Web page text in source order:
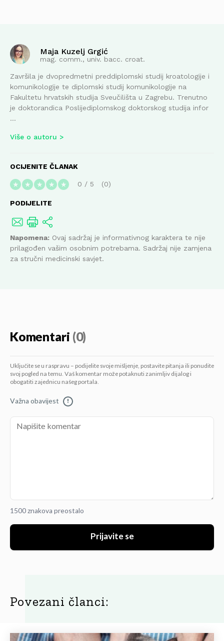
Maja Kuzelj Grgić
mag. comm., univ. bacc. croat.
Završila je dvopredmetni preddiplomski studij kroatologije i
komunikologije te diplomski studij komunikologije na
Fakultetu hrvatskih studija Sveučilišta u Zagrebu. Trenutno
je doktorandica Poslijediplomskog doktorskog studija infor
...
Više o autoru
OCIJENITE ČLANAK
★ ★ ★ ★ ★ 0 / 5 0
PODIJELITE
Napomena: Ovaj sadržaj je informativnog karaktera te nije
prilagođen vašim osobnim potrebama. Sadržaj nije zamjena
za stručni medicinski savjet.
Komentari (0)
Uključite se u raspravu – podijelite svoje mišljenje, postavite pitanja ili ponudite
svoj pogled na temu. Vaš komentar može potaknuti zanimljiv dijalog i
obogatiti zajednicu našeg portala.
Važna obavijest !
1500 znakova preostalo
Prijavite se
Povezani članci: